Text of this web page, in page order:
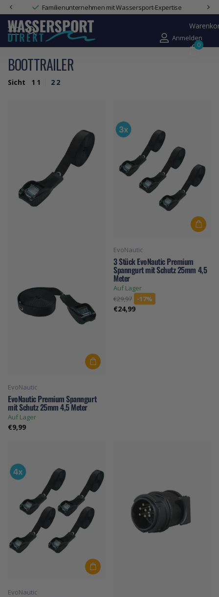
14 Tage Widerrufsrecht & Rechnungskauf
Anmelden
0
BOOTTRAILER
Sicht 1 1 2 2
EvoNautic
EvoNautic Premium Spanngurt
mit Schutz 25mm 4,5 Meter
Auf Lager
€9,99
EvoNautic
3 Stück EvoNautic Premium
Spanngurt mit Schutz 25mm 4,5
Meter
Auf Lager
€29,97
-17%
€24,99
EvoNautic